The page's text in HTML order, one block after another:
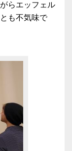
らエッフェル
も不気味で